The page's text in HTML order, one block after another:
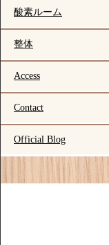
酸素ルーム
整体
Access
Contact
Official Blog